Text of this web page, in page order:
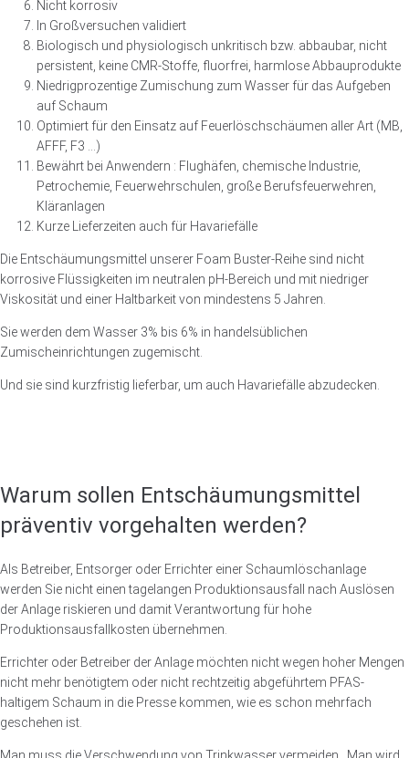
Nicht korrosiv
In Großversuchen validiert
Biologisch und physiologisch unkritisch bzw. abbaubar, nicht
persistent, keine CMR-Stoffe, fluorfrei, harmlose Abbauprodukte
Niedrigprozentige Zumischung zum Wasser für das Aufgeben
auf Schaum
Optimiert für den Einsatz auf Feuerlöschschäumen aller Art (MB,
AFFF, F3 …)
Bewährt bei Anwendern : Flughäfen, chemische Industrie,
Petrochemie, Feuerwehrschulen, große Berufsfeuerwehren,
Kläranlagen
Kurze Lieferzeiten auch für Havariefälle
Die Entschäumungsmittel unserer Foam Buster-Reihe sind nicht
korrosive Flüssigkeiten im neutralen pH-Bereich und mit niedriger
Viskosität und einer Haltbarkeit von mindestens 5 Jahren.
Sie werden dem Wasser 3% bis 6% in handelsüblichen
Zumischeinrichtungen zugemischt.
Und sie sind kurzfristig lieferbar, um auch Havariefälle abzudecken.
Warum sollen Entschäumungsmittel
präventiv vorgehalten werden?
Als Betreiber, Entsorger oder Errichter einer Schaumlöschanlage
werden Sie nicht einen tagelangen Produktionsausfall nach Auslösen
der Anlage riskieren und damit Verantwortung für hohe
Produktionsausfallkosten übernehmen.
Errichter oder Betreiber der Anlage möchten nicht wegen hoher Mengen
nicht mehr benötigtem oder nicht rechtzeitig abgeführtem PFAS-
haltigem Schaum in die Presse kommen, wie es schon mehrfach
geschehen ist.